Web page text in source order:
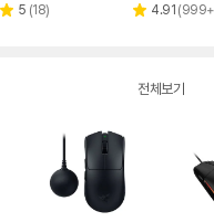
별 5 리
(18)
별 4.91 리
(999+
전체보기